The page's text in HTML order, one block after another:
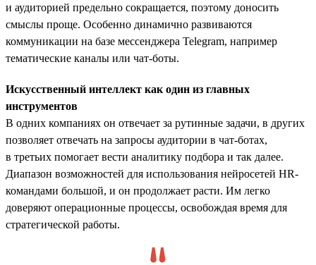
и аудиторией предельно сокращается, поэтому доносить
смыслы проще. Особенно динамично развиваются
коммуникации на базе мессенджера Telegram, например
тематические каналы или чат-боты.
Искусственный интеллект как один из главных
инструментов
В одних компаниях он отвечает за рутинные задачи, в других
позволяет отвечать на запросы аудитории в чат-ботах,
в третьих помогает вести аналитику подбора и так далее.
Диапазон возможностей для использования нейросетей HR-
командами большой, и он продолжает расти. Им легко
доверяют операционные процессы, освобождая время для
стратегической работы.